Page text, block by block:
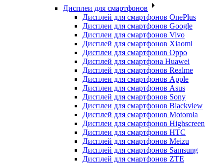
Дисплеи для смартфонов
Дисплей для смартфонов OnePlus
Дисплеи для смартфонов Google
Дисплеи для смартфонов Vivo
Дисплей для смартфонов Xiaomi
Дисплеи для смартфонов Oppo
Дисплей для смартфона Huawei
Дисплей для смартфонов Realme
Дисплеи для смартфонов Apple
Дисплеи для смартфонов Asus
Дисплей для смартфонов Sony
Дисплеи для смартфонов Blackview
Дисплей для смартфонов Motorola
Дисплеи для смартфонов Highscreen
Дисплеи для смартфонов HTC
Дисплей для смартфонов Meizu
Дисплей для смартфонов Samsung
Дисплей для смартфонов ZTE